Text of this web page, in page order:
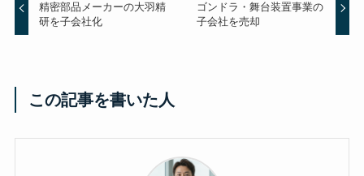
精密部品メーカーの大羽精
研を子会社化
ゴンドラ・舞台装置事業の
子会社を売却
この記事を書いた人